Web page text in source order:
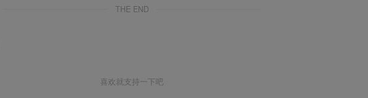
THE END
喜欢就支持一下吧